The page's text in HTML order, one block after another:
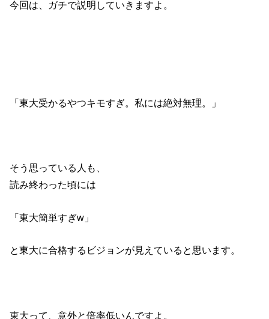
今回は、ガチで説明していきますよ。
「東大受かるやつキモすぎ。私には絶対無理。」
そう思っている人も、
読み終わった頃には
「東大簡単すぎw」
と東大に合格するビジョンが見えていると思います。
東大って、意外と倍率低いんですよ。